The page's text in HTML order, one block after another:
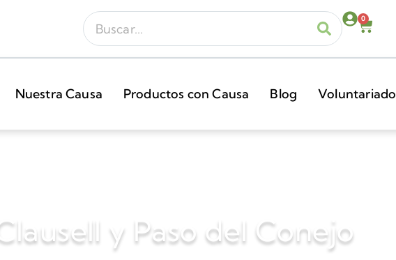
0
Nuestra Causa Productos con Causa Blog Voluntariado
y Paso del Conejo